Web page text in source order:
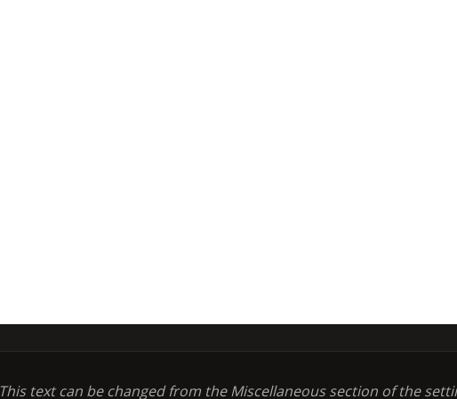
This text can be changed from the Miscellaneous section of the